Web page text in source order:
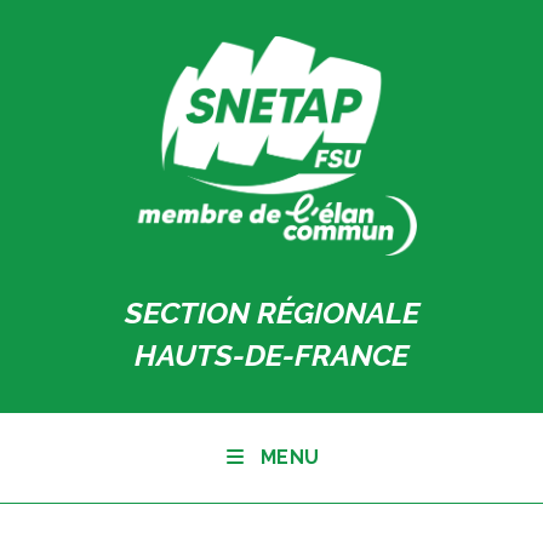
SECTION RÉGIONALE
HAUTS-DE-FRANCE
MENU